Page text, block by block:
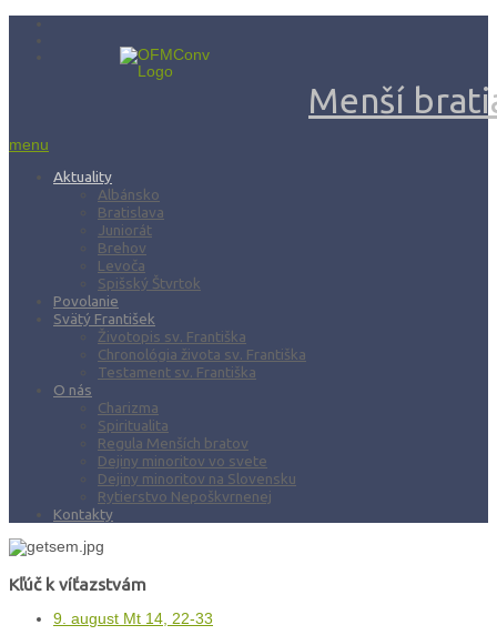
Menší
menu
Aktuality
Albánsko
Bratislava
Juniorát
Brehov
Levoča
Spišský Štvrtok
Povolanie
Svätý František
Životopis sv. Františka
Chronológia života sv. Františka
Testament sv. Františka
O nás
Charizma
Spiritualita
Regula Menších bratov
Dejiny minoritov vo svete
Dejiny minoritov na Slovensku
Rytierstvo Nepoškvrnenej
Kontakty
Kľúč k víťazstvám
9. august Mt 14, 22-33